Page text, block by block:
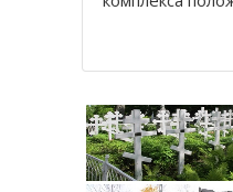
себе две
Архангельск на
крупным